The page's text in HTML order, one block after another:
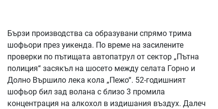
Бързи производства са образувани спрямо трима
шофьори през уикенда. По време на засилените
проверки по пътищата автопатрул от сектор „Пътна
полиция“ засякъл на шосето между селата Горно и
Долно Вършило лека кола „Пежо“. 52-годишният
шофьор бил зад волана с близо 3 промила
концентрация на алкохол в издишания въздух. Далеч